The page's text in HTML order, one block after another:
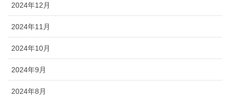
2024年12月
2024年11月
2024年10月
2024年9月
2024年8月